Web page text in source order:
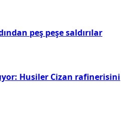
peş peşe saldırılar
Husiler Cizan rafinerisini